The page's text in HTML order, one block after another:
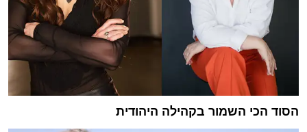
הסוד הכי השמור בקהילה היהודית